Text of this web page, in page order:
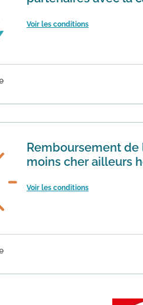
Voir les conditions
à la carte Fnac / Darty
Remboursement de
moins cher ailleurs
Voir les conditions
Contrat de Confiance